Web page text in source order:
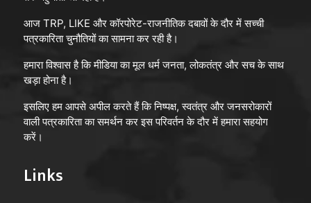
आज TRP, LIKE और कॉरपोरेट-राजनीतिक दबावों के दौर में सच्ची
पत्रकारिता चुनौतियों का सामना कर रही है।
हमारा विश्वास है कि मीडिया का मूल धर्म जनता, लोकतंत्र और सच के साथ
खड़ा होना है।
इसलिए हम आपसे अपील करते हैं कि निष्पक्ष, स्वतंत्र और जनसरोकारों
वाली पत्रकारिता का समर्थन कर इस परिवर्तन के दौर में हमारा सहयोग
करें।
Links